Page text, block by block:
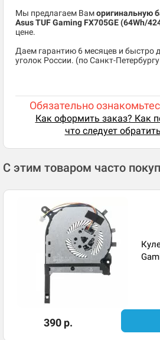
Мы предлагаем Ваморигинальную
Asus TUF Gaming FX705GE (64Wh/
цене.
Даем гарантию 6 месяцев и быстро
уголок России. (по Санкт-
Обязательно
Как оформить заказ? Как
что следует
С этим товаром часто
390 р.